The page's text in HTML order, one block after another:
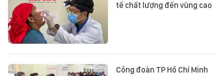
tế chất lượng đến vùng cao
Công đoàn TP Hồ Chí Minh